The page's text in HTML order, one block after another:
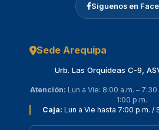
Síguenos en
Sede Arequipa
Urb. Las Orquídeas C-9,
Atención: Lun a Vie: 8:00 a.m. –
1:00 p.m.
Caja: Lun a Vie hasta 7:00 p.m. /